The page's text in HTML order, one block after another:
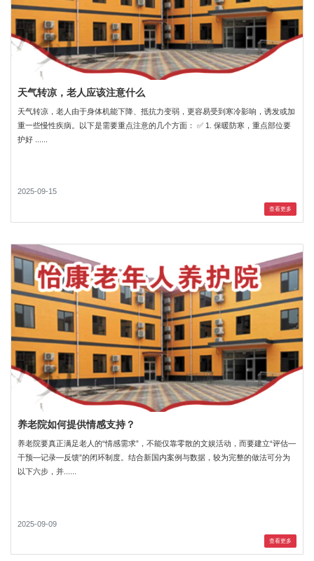
天气转凉，老人应该注意什么
天气转凉，老人由于身体机能下降、抵抗力变弱，更容易受到寒冷影响，诱发或加
重一些慢性疾病。以下是需要重点注意的几个方面： ✅ 1. 保暖防寒，重点部位要
护好 ......
2025-09-15
查看更多
养老院如何提供情感支持？
养老院要真正满足老人的“情感需求”，不能仅靠零散的文娱活动，而要建立“评估—
干预—记录—反馈”的闭环制度。结合新国内案例与数据，较为完整的做法可分为
以下六步，并......
2025-09-09
查看更多